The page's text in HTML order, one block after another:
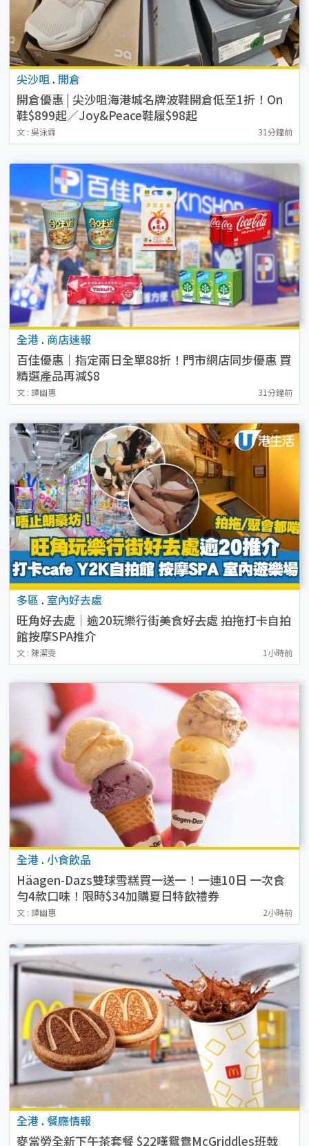
尖沙咀 . 開倉
開倉優惠 | 尖沙咀海港城名牌波鞋開倉低至1折！On
鞋$899起／Joy&Peace鞋履$98起
文 : 吳泳霖 31分鐘前
全港 . 商店速報
百佳優惠｜指定兩日全單88折！門市網店同步優惠 買
精選產品再減$8
文 : 譚幽惠 31分鐘前
多區 . 室內好去處
旺角好去處｜逾20玩樂行街美食好去處 拍拖打卡自拍
館按摩SPA推介
文 : 陳潔雯 1小時前
全港 . 小食飲品
Häagen-Dazs雙球雪糕買一送一！一連10日 一次食
勻4款口味！限時$34加購夏日特飲禮券
文 : 譚幽惠 2小時前
全港 . 餐廳情報
麥當勞全新下午茶套餐 $22嘆鴛鴦McGriddles班戟